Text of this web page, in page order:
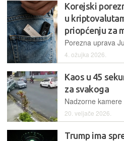
Korejski
u
priopćenju za
4. ožujka 2026.
Kaos u 45
za svakoga
20. veljače 2026.
Trump ima